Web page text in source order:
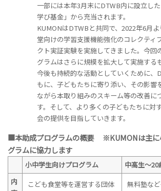
一部には本年3月末にDTWB内に設立し
学び基金」から充当されます。
KUMONはDTWBと共同で、2022年6月
堂向けの学習支援機能強化のコレクティ
クト実証実験を実施してきました。今回
グラムはさらに規模を拡大して実施する
今後も持続的な活動としていくために、
もに、子どもたちに寄り添い、その影響
ながら本取り組みのスキーム等の改善に
す。そして、より多くの子どもたちに対
会の提供を目指していきます。
■本助成プログラムの概要 ※KUMONは主に
グラムに協力します
小中学生向けプログラム
中高生～
内
こども食堂等を運営する団体
無料塾な